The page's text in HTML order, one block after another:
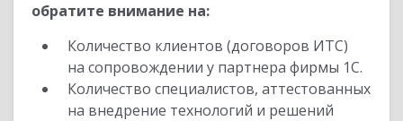
обратите внимание на:
Количество клиентов (договоров ИТС)
на сопровождении у партнера фирмы 1С.
Количество специалистов, аттестованных
на внедрение технологий и решений